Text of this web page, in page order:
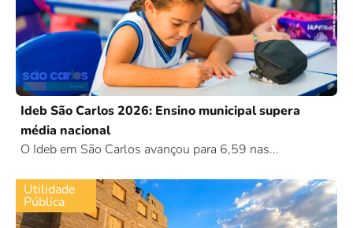
Ideb São Carlos 2026: Ensino municipal supera
média nacional
O Ideb em São Carlos avançou para 6,59 nas...
Utilidade
Pública